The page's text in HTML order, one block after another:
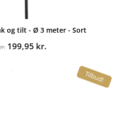
og tilt - Ø 3 meter - Sort
Den
199,95 kr.Den
199,95 kr..
Tilbud!